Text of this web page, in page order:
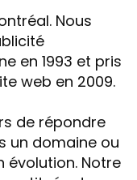
Nous
en 1993 et pris
web en 2009.
de répondre
un domaine ou
évolution. Notre